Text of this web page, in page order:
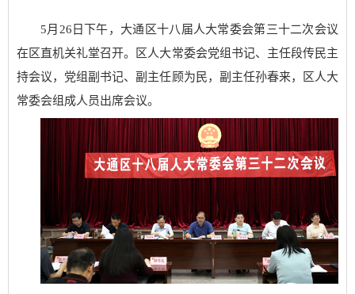
5月26日下午，大通区十八届人大常委会第三十二次会议
在区直机关礼堂召开。区人大常委会党组书记、主任段传民主
持会议，党组副书记、副主任顾为民，副主任孙春来，区人大
常委会组成人员出席会议。